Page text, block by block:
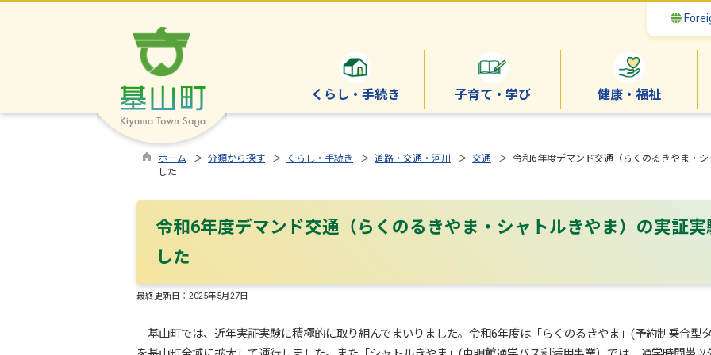
くらし・手続き 子育て・学び 健康・福祉
ホーム ＞ 分類から探す ＞ くらし・手続き ＞ 道路・交通・河川 ＞ 交通 ＞ 令和6年度デマンド交通（らくのるきやま・
した
令和6年度デマンド交通（らくのるきやま・シャトルきやま）の実証
した
最終更新日： 2025年5月27日
基山町では、近年実証実験に積極的に取り組んでまいりました。令和6年度は「らくのるきやま」(予約制乗合型